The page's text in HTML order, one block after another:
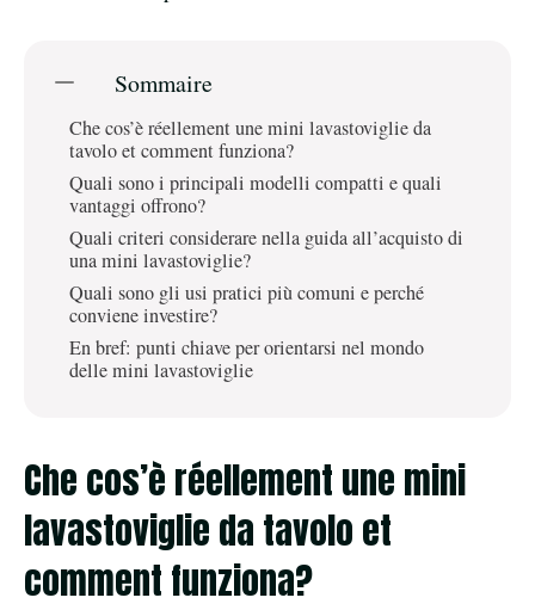
Sommaire
Che cos’è réellement une mini lavastoviglie da
tavolo et comment funziona?
Quali sono i principali modelli compatti e quali
vantaggi offrono?
Quali criteri considerare nella guida all’acquisto di
una mini lavastoviglie?
Quali sono gli usi pratici più comuni e perché
conviene investire?
En bref: punti chiave per orientarsi nel mondo
delle mini lavastoviglie
Che cos’è réellement une mini
lavastoviglie da tavolo et
comment funziona?